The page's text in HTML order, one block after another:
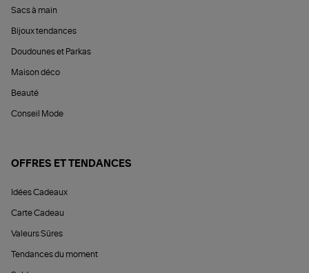
Sacs à main
Bijoux tendances
Doudounes et Parkas
Maison déco
Beauté
Conseil Mode
OFFRES ET TENDANCES
Idées Cadeaux
Carte Cadeau
Valeurs Sûres
Tendances du moment